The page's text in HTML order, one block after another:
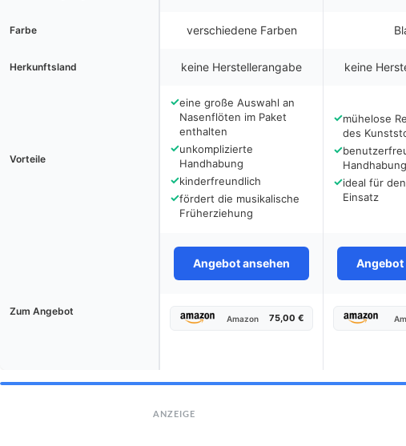
Farbe verschiedene Farben
Herkunftsland keine Herstellerangabe keine
Vorteile
✓eine große Auswahl an
Nasenflöten im Paket
enthalten
✓unkomplizierte
Handhabung
✓kinderfreundlich
✓fördert die musikalische
Früherziehung
✓mühelose
des
✓
Handhabung
✓ideal für
Einsatz
Angebot ansehen Angebot
Zum Angebot
Amazon 75,00 €
ANZEIGE